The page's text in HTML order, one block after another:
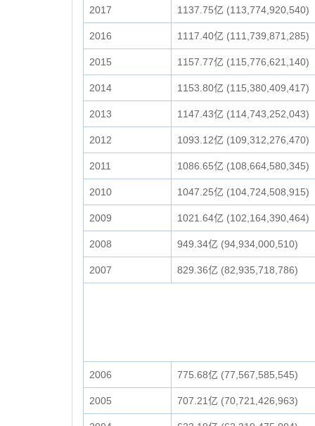
2017 1137.75亿 (113,774,920,540)
2016 1117.40亿 (111,739,871,285)
2015 1157.77亿 (115,776,621,140)
2014 1153.80亿 (115,380,409,417)
2013 1147.43亿 (114,743,252,043)
2012 1093.12亿 (109,312,276,470)
2011 1086.65亿 (108,664,580,345)
2010 1047.25亿 (104,724,508,915)
2009 1021.64亿 (102,164,390,464)
2008 949.34亿 (94,934,000,510)
2007 829.36亿 (82,935,718,786)
2006 775.68亿 (77,567,585,545)
2005 707.21亿 (70,721,426,963)